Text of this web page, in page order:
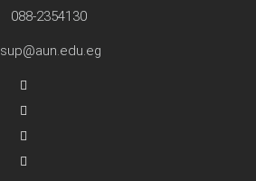
088-2354130
sup@aun.edu.eg